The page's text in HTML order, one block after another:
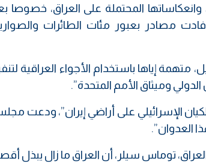
المحتملة على العراق، خصوصا
مصادر بعبور مئات الطائرات
إياها باستخدام الأجواء العراقية
وميثاق الأمم المتحدة”.
الإسرائيلي على أراضي إيران”، ودعت
العدوان”.
توماس سيلر، أن العراق ما زال يبذل